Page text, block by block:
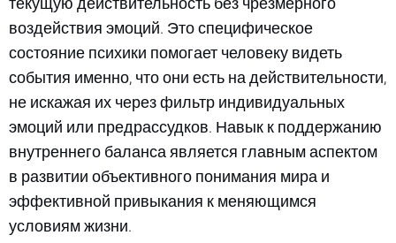
воздействия эмоций. Это специфическое
состояние психики помогает человеку видеть
события именно, что они есть на действительности,
не искажая их через фильтр индивидуальных
эмоций или предрассудков. Навык к поддержанию
внутреннего баланса является главным аспектом
в развитии объективного понимания мира и
эффективной привыкания к меняющимся
условиям жизни.